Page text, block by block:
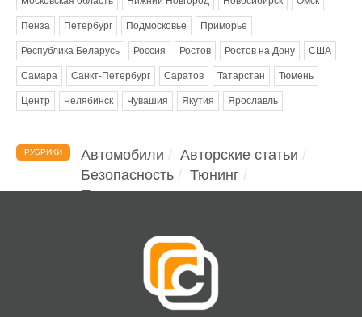
Пенза Петербург Подмосковье Приморье
Республика Беларусь Россия Ростов Ростов на Дону США
Самара Санкт-Петербург Саратов Татарстан Тюмень
Центр Челябинск Чувашия Якутия Ярославль
РУБРИКИ Автомобили
Авторские статьи
Безопасность
Тюнинг
Помощь водителю